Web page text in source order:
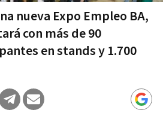
nueva Expo Empleo BA,
con más de 90
en stands y 1.700